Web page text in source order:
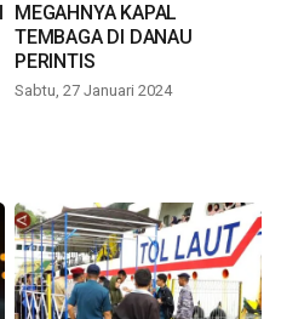
MEGAHNYA KAPAL
TEMBAGA DI DANAU
PERINTIS
Sabtu, 27 Januari 2024